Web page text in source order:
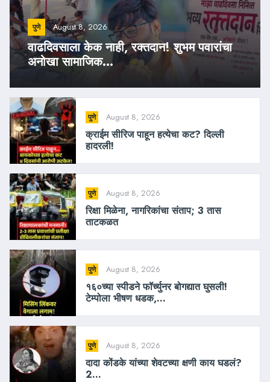
पुणे August 8, 2026
वाढदिवसाला केक नाही, रक्तदान! शुभम पवारांचा
अनोखा सामाजिक...
पुणे August 8, 2026
क्राईम सीरिज पाहून हत्येचा कट? दिल्ली
हादरली!
पुणे August 8, 2026
रिक्षा मिळेना, नागरिकांचा संताप; 3 तास
ताटकळत
पुणे August 8, 2026
१६०च्या स्पीडने फॉर्च्युनर बोगद्यात घुसली!
टेम्पोला भीषण धडक,...
पुणे August 8, 2026
दादा कोंडके यांच्या शेवटच्या क्षणी काय घडलं?
2...